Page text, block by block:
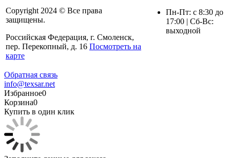
Copyright 2024 © Все права
защищены.
Российская Федерация, г. Смоленск,
пер. Перекопный, д. 16 Посмотреть на
карте
Пн-Пт: с 8:30 до
17:00 | Сб-Вс:
выходной
Обратная связь
info@texsar.net
Избранное0
Корзина0
Купить в один клик